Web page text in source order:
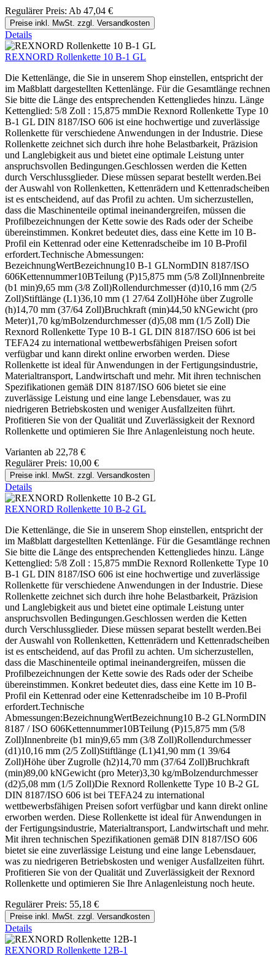
Regulärer Preis: Ab 47,04 €
Preise inkl. MwSt. zzgl. Versandkosten
Details
REXNORD Rollenkette 10 B-1 GL
Die Kettenlänge, die Sie in unserem Shop einstellen, entspricht der
im Maßblatt dargestellten Kettenlänge. Für die Gesamtlänge rechnen
Sie bitte die Länge des entsprechenden Kettengliedes hinzu. Länge
Kettenglied: 5/8 Zoll : 15,875 mmDie Rexnord Rollenkette Type 10
B-1 GL DIN 8187/ISO 606 ist eine hochwertige und zuverlässige
Rollenkette für verschiedene Anwendungen in der Industrie. Diese
Rollenkette zeichnet sich durch ihre hohe Belastbarkeit, Präzision
und Langlebigkeit aus und bietet eine optimale Leistung unter
anspruchsvollen Bedingungen.Geschlossen werden die Ketten
durch Verschlussglieder. Diese müssen separat bestellt werden.Bei
der Auswahl von Rollenketten, Kettenrädern und Kettenradscheiben
ist es entscheidend, auf das Profil zu achten. Um sicherzustellen,
dass die Maschinenteile optimal ineinandergreifen, müssen die
Profilbezeichnungen der Kette sowie des Rads oder der Scheibe
übereinstimmen. Konkret bedeutet dies, dass eine Kette im 10 B-
Profil ein Kettenrad oder eine Kettenradscheibe im 10 B-Profil
erfordert.Technische Abmessungen:
BezeichnungWertBezeichnung10 B-1 GLNormDIN 8187/ISO
606Kettennummer10BTeilung (P)15,875 mm (5/8 Zoll)Innenbreite
(b1 min)9,65 mm (3/8 Zoll)Rollendurchmesser (d)10,16 mm (2/5
Zoll)Stiftlänge (L1)36,10 mm (1 27/64 Zoll)Höhe über Zugrolle
(h)14,70 mm (37/64 Zoll)Bruchkraft (min)44,50 kNGewicht (pro
Meter)1,70 kg/mBolzendurchmesser (d)5,08 mm (1/5 Zoll) Die
Rexnord Rollenkette Type 10 B-1 GL DIN 8187/ISO 606 ist bei
TEFA24 zu international wettbewerbsfähigen Preisen sofort
verfügbar und kann direkt online erworben werden. Diese
Rollenkette ist ideal für Anwendungen in der Fertigungsindustrie,
Materialtransport, Landwirtschaft und mehr. Mit ihren technischen
Spezifikationen gemäß DIN 8187/ISO 606 bietet sie eine
zuverlässige Leistung und eine lange Lebensdauer, was zu
niedrigeren Betriebskosten und weniger Ausfallzeiten führt.
Profitieren Sie von der Qualität und Zuverlässigkeit der Rexnord
Rollenkette und optimieren Sie Ihre Anlagenleistung noch heute.
Varianten ab 22,78 €
Regulärer Preis: 10,00 €
Preise inkl. MwSt. zzgl. Versandkosten
Details
REXNORD Rollenkette 10 B-2 GL
Die Kettenlänge, die Sie in unserem Shop einstellen, entspricht der
im Maßblatt dargestellten Kettenlänge. Für die Gesamtlänge rechnen
Sie bitte die Länge des entsprechenden Kettengliedes hinzu. Länge
Kettenglied: 5/8 Zoll : 15,875 mmDie Rexnord Rollenkette Type 10
B-1 GL DIN 8187/ISO 606 ist eine hochwertige und zuverlässige
Rollenkette für verschiedene Anwendungen in der Industrie. Diese
Rollenkette zeichnet sich durch ihre hohe Belastbarkeit, Präzision
und Langlebigkeit aus und bietet eine optimale Leistung unter
anspruchsvollen Bedingungen.Geschlossen werden die Ketten
durch Verschlussglieder. Diese müssen separat bestellt werden.Bei
der Auswahl von Rollenketten, Kettenrädern und Kettenradscheiben
ist es entscheidend, auf das Profil zu achten. Um sicherzustellen,
dass die Maschinenteile optimal ineinandergreifen, müssen die
Profilbezeichnungen der Kette sowie des Rads oder der Scheibe
übereinstimmen. Konkret bedeutet dies, dass eine Kette im 10 B-
Profil ein Kettenrad oder eine Kettenradscheibe im 10 B-Profil
erfordert.Technische
Abmessungen:BezeichnungWertBezeichnung10 B-2 GLNormDIN
8187 / ISO 606Kettennummer10BTeilung (P)15,875 mm (5/8
Zoll)Innenbreite (b1 min)9,65 mm (3/8 Zoll)Rollendurchmesser
(d1)10,16 mm (2/5 Zoll)Stiftlänge (L1)41,90 mm (1 39/64
Zoll)Höhe über Zugrolle (h2)14,70 mm (37/64 Zoll)Bruchkraft
(min)89,00 kNGewicht (pro Meter)3,30 kg/mBolzendurchmesser
(d2)5,08 mm (1/5 Zoll)Die Rexnord Rollenkette Type 10 B-2 GL
DIN 8187/ISO 606 ist bei TEFA24 zu international
wettbewerbsfähigen Preisen sofort verfügbar und kann direkt online
erworben werden. Diese Rollenkette ist ideal für Anwendungen in
der Fertigungsindustrie, Materialtransport, Landwirtschaft und mehr.
Mit ihren technischen Spezifikationen gemäß DIN 8187/ISO 606
bietet sie eine zuverlässige Leistung und eine lange Lebensdauer,
was zu niedrigeren Betriebskosten und weniger Ausfallzeiten führt.
Profitieren Sie von der Qualität und Zuverlässigkeit der Rexnord
Rollenkette und optimieren Sie Ihre Anlagenleistung noch heute.
Regulärer Preis: 55,18 €
Preise inkl. MwSt. zzgl. Versandkosten
Details
REXNORD Rollenkette 12B-1